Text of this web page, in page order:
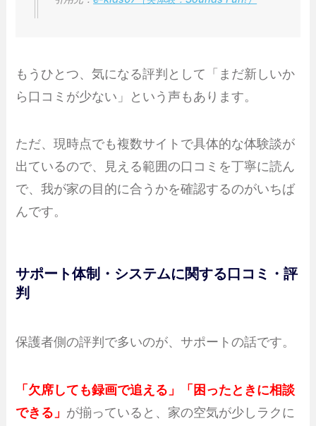
もうひとつ、気になる評判として「まだ新しいか
ら口コミが少ない」という声もあります。
ただ、現時点でも複数サイトで具体的な体験談が
出ているので、見える範囲の口コミを丁寧に読ん
で、我が家の目的に合うかを確認するのがいちば
んです。
サポート体制・システムに関する口コミ・評
判
保護者側の評判で多いのが、サポートの話です。
「欠席しても録画で追える」「困ったときに相談
できる」 が揃っていると、家の空気が少しラクに